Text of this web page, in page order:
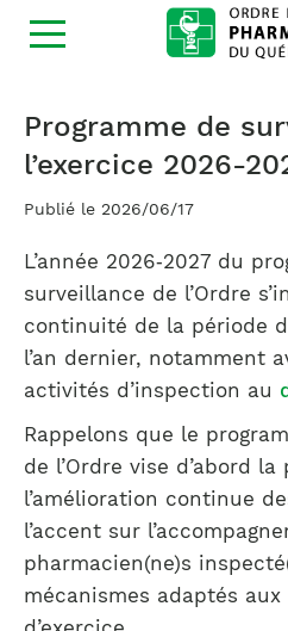
Ouvrir
la
Programme de
l’exercice 2026-
Publié le 2026/06/17
L’année 2026‑2027 du
surveillance de l’Ordre
continuité de la période
l’an dernier, notamment
activités d’inspection au
Rappelons que le
de l’Ordre vise d’abord
l’amélioration continue
l’accent sur
pharmacien(ne)s
mécanismes adaptés